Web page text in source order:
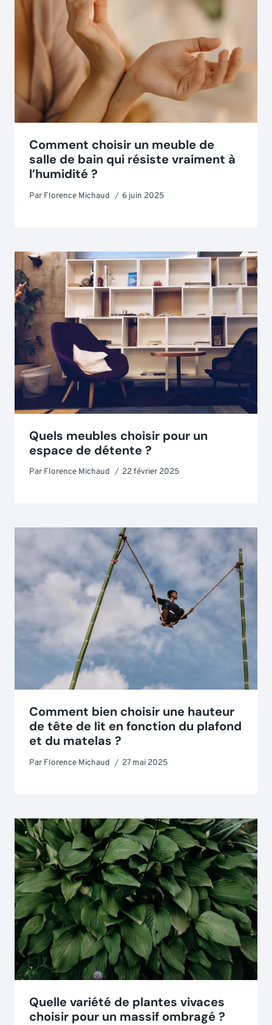
Comment choisir un meuble de
salle de bain qui résiste vraiment à
l’humidité ?
Par Florence Michaud 6 juin 2025
Quels meubles choisir pour un
espace de détente ?
Par Florence Michaud 22 février 2025
Comment bien choisir une hauteur
de tête de lit en fonction du plafond
et du matelas ?
Par Florence Michaud 27 mai 2025
Quelle variété de plantes vivaces
choisir pour un massif ombragé ?